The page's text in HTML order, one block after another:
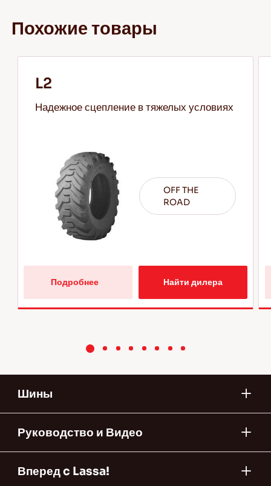
Похожие товары
L2
Надежное сцепление в тяжелых условиях
OFF THE
ROAD
Подробнее
Узнайте
больше
о
Найти дилера
Шины
Руководство и Видео
Вперед c Lassa!